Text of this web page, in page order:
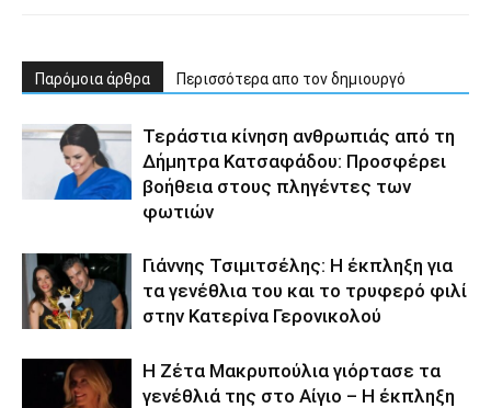
Παρόμοια άρθρα Περισσότερα απο τον δημιουργό
Τεράστια κίνηση ανθρωπιάς από τη
Δήμητρα Κατσαφάδου: Προσφέρει
βοήθεια στους πληγέντες των
φωτιών
Γιάννης Τσιμιτσέλης: Η έκπληξη για
τα γενέθλια του και το τρυφερό φιλί
στην Κατερίνα Γερονικολού
Η Ζέτα Μακρυπούλια γιόρτασε τα
γενέθλιά της στο Αίγιο – Η έκπληξη